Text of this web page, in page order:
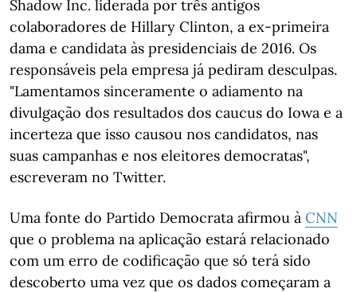
Shadow Inc. liderada por três antigos
colaboradores de Hillary Clinton, a ex-primeira
dama e candidata às presidenciais de 2016. Os
responsáveis pela empresa já pediram desculpas.
"Lamentamos sinceramente o adiamento na
divulgação dos resultados dos caucus do Iowa e a
incerteza que isso causou nos candidatos, nas
suas campanhas e nos eleitores democratas",
escreveram no Twitter.
Uma fonte do Partido Democrata afirmou à CNN
que o problema na aplicação estará relacionado
com um erro de codificação que só terá sido
descoberto uma vez que os dados começaram a